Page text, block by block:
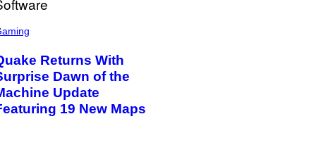
Returns With
Dawn of the
Update
19 New Maps